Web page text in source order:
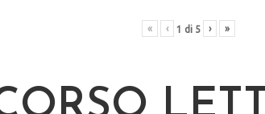
« ‹ 1 di 5 › »